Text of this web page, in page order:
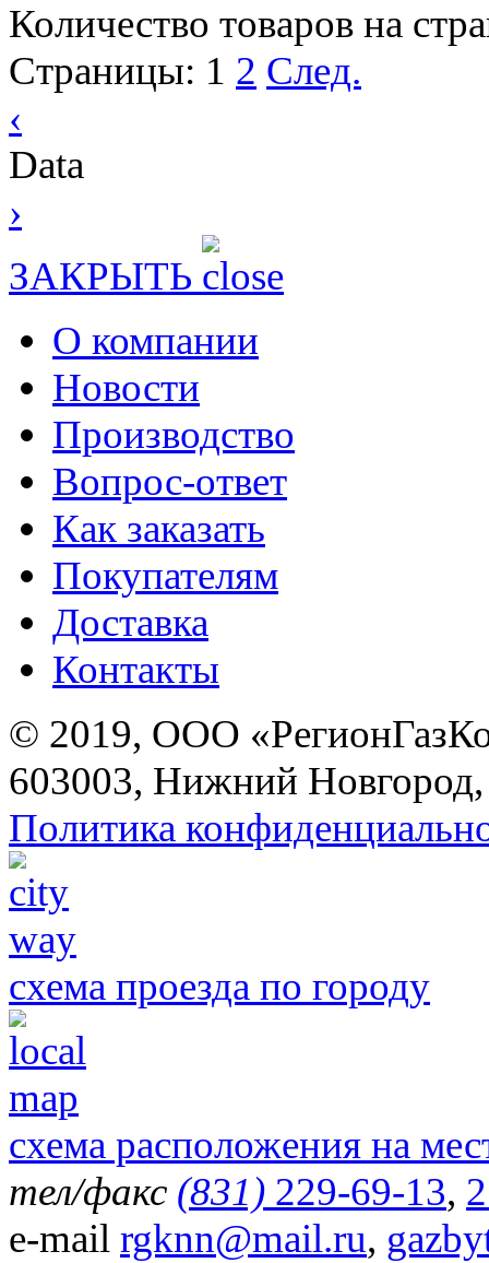
Количество товаров на
Страницы: 1 2 След.
‹
Data
›
ЗАКРЫТЬ
О компании
Новости
Производство
Вопрос-ответ
Как заказать
Покупателям
Доставка
Контакты
© 2019, ООО
603003, Нижний
Политика
схема проезда по городу
схема расположения на
тел/факс (831) 229-69-13,
e-mail rgknn@mail.ru,